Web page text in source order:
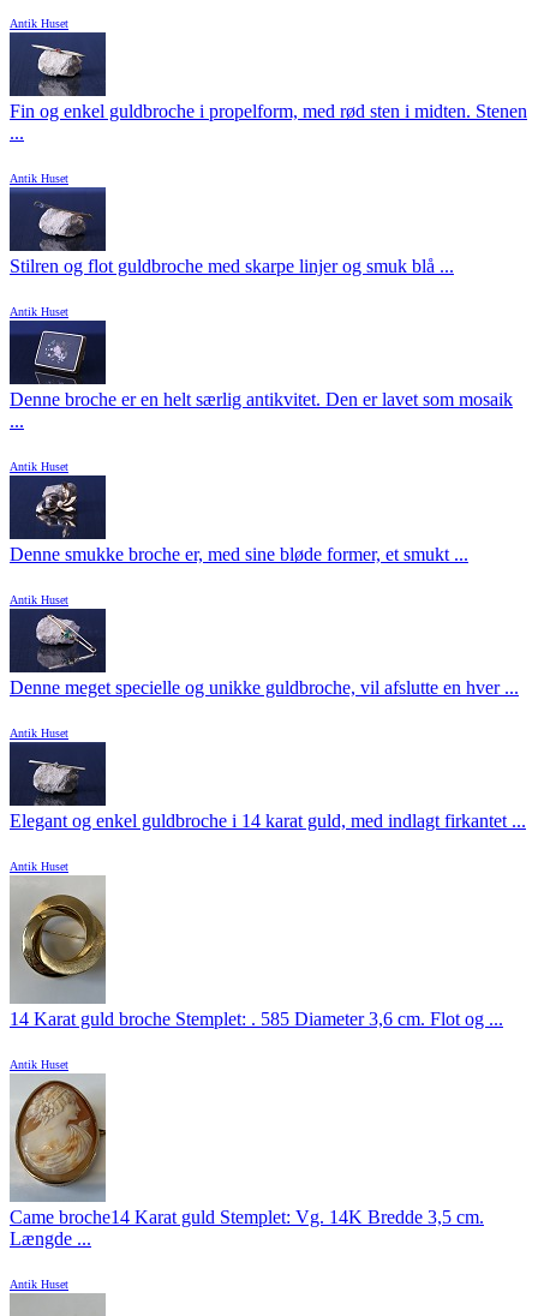
Antik Huset
Fin og enkel guldbroche i propelform, med rød sten i midten. Stenen
...
Antik Huset
Stilren og flot guldbroche med skarpe linjer og smuk blå ...
Antik Huset
Denne broche er en helt særlig antikvitet. Den er lavet som mosaik
...
Antik Huset
Denne smukke broche er, med sine bløde former, et smukt ...
Antik Huset
Denne meget specielle og unikke guldbroche, vil afslutte en hver ...
Antik Huset
Elegant og enkel guldbroche i 14 karat guld, med indlagt firkantet ...
Antik Huset
14 Karat guld broche Stemplet: . 585 Diameter 3,6 cm. Flot og ...
Antik Huset
Came broche14 Karat guld Stemplet: Vg. 14K Bredde 3,5 cm.
Længde ...
Antik Huset